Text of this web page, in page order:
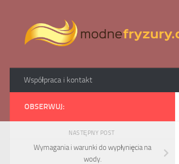
Współpraca i kontakt
OBSERWUJ:
NASTĘPNY POST
Wymagania i warunki do wypłynięcia na
wody.